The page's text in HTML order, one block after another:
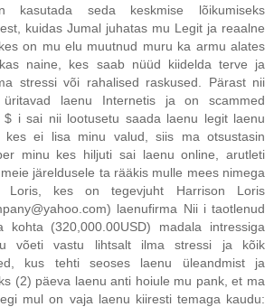
kasutada seda keskmise lõikumiseks
kuidas Jumal juhatas mu Legit ja reaalne
on mu elu muutnud muru ka armu alates
naine, kes saab nüüd kiidelda terve ja
stressi või rahalised raskused. Pärast nii
laenu Internetis ja on scammed
$ i sai nii lootusetu saada laenu legit laenu
kes ei lisa minu valud, siis ma otsustasin
minu kes hiljuti sai laenu online, arutleti
järeldusele ta rääkis mulle mees nimega
Loris, kes on tegevjuht Harrison Loris
laenufirma Nii i taotlenud
kohta (320,000.00USD) madala intressiga
võeti vastu lihtsalt ilma stressi ja kõik
kus tehti seoses laenu üleandmist ja
(2) päeva laenu anti hoiule mu pank, et ma
mul on vaja laenu kiiresti temaga kaudu: